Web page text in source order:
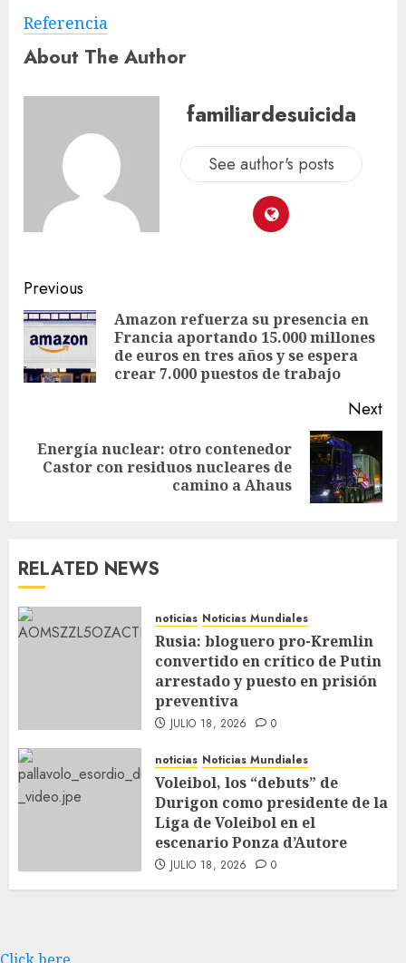
Referencia
About The Author
familiardesuicida
See author's posts
Previous
Amazon refuerza su presencia en
Francia aportando 15.000 millones
de euros en tres años y se espera
crear 7.000 puestos de trabajo
Next
Energía nuclear: otro contenedor
Castor con residuos nucleares de
camino a Ahaus
RELATED NEWS
noticias Noticias Mundiales
Rusia: bloguero pro-Kremlin
convertido en crítico de Putin
arrestado y puesto en prisión
preventiva
JULIO 18, 2026 0
noticias Noticias Mundiales
Voleibol, los “debuts” de
Durigon como presidente de la
Liga de Voleibol en el
escenario Ponza d’Autore
JULIO 18, 2026 0